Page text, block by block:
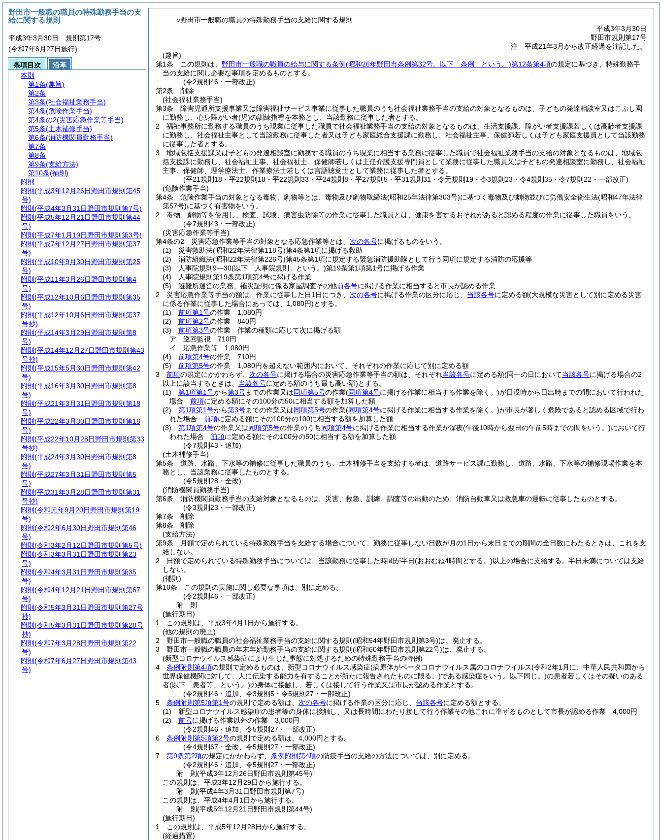
○野田市一般職の職員の特殊勤務手当の支給に関する規則
平成3年3月30日
野田市規則第17号
注 平成21年3月から改正経過を注記した。
(趣旨)
第1条
この規則は、 野田市一般職の職員の給与に関する条例(昭和26年野田市条例第32号。以下「条例」という。)第12条第4項の規定に基づき、特殊勤務手
当の支給に関し必要な事項を定めるものとする。
(令2規則46・一部改正)
第2条
削除
(社会福祉業務手当)
第3条
障害児通所支援事業又は障害福祉サービス事業に従事した職員のうち社会福祉業務手当の支給の対象となるものは、子どもの発達相談室又はこぶし園
に勤務し、心身障がい者(児)の訓練指導を本務とし、当該勤務に従事した者とする。
2
福祉事務所に勤務する職員のうち現業に従事した職員で社会福祉業務手当の支給の対象となるものは、生活支援課、障がい者支援課若しくは高齢者支援課
に勤務し、社会福祉主事として当該勤務に従事した者又は子ども家庭総合支援課に勤務し、社会福祉主事、保健師若しくは子ども家庭支援員として当該勤務
に従事した者とする。
3
地域包括支援課又は子どもの発達相談室に勤務する職員のうち現業に相当する業務に従事した職員で社会福祉業務手当の支給の対象となるものは、地域包
括支援課に勤務し、社会福祉主事、社会福祉士、保健師若しくは主任介護支援専門員として業務に従事した職員又は子どもの発達相談室に勤務し、社会福祉
主事、保健師、理学療法士、作業療法士若しくは言語聴覚士として業務に従事した者とする。
(平21規則18・平22規則18・平22規則33・平24規則8・平27規則5・平31規則31・令元規則19・令3規則23・令4規則35・令7規則22・一部改正)
(危険作業手当)
第4条
危険作業手当の対象となる毒物、劇物等とは、毒物及び劇物取締法(昭和25年法律第303号)に基づく毒物及び劇物並びに労働安全衛生法(昭和47年法律
第57号)に基づく有害物をいう。
2
毒物、劇物等を使用し、検査、試験、病害虫防除等の作業に従事した職員とは、健康を害するおそれがあると認める程度の作業に従事した職員をいう。
(令7規則43・一部改正)
(災害応急作業等手当)
第4条の2
災害応急作業等手当の対象となる応急作業等とは、 次の各号に掲げるものをいう。
(1)
災害救助法(昭和22年法律第118号)第4条第1項に掲げる救助
(2)
消防組織法(昭和22年法律第226号)第45条第1項に規定する緊急消防援助隊として行う同項に規定する消防の応援等
(3)
人事院規則9―30(以下「人事院規則」という。)第19条第1項第1号に掲げる作業
(4)
人事院規則第19条第1項第4号に掲げる作業
(5)
避難所運営の業務、罹災証明に係る家屋調査その他前各号に掲げる作業に相当すると市長が認める作業
2
災害応急作業等手当の額は、作業に従事した日1日につき、 次の各号に掲げる作業の区分に応じ、 当該各号に定める額(大規模な災害として別に定める災害
に係る作業に従事した場合にあっては、1,080円)とする。
(1)
前項第1号の作業 1,080円
(2)
前項第2号の作業 840円
(3)
前項第3号の作業 作業の種類に応じて次に掲げる額
ア
巡回監視 710円
イ
応急作業等 1,080円
(4)
前項第4号の作業 710円
(5)
前項第5号の作業 1,080円を超えない範囲内において、それぞれの作業に応じて別に定める額
3
前項の規定にかかわらず、 次の各号に掲げる場合の災害応急作業等手当の額は、それぞれ当該各号に定める額(同一の日において当該各号に掲げる場合の2
以上に該当するときは、 当該各号に定める額のうち最も高い額)とする。
(1)
第1項第1号から第3号までの作業又は同項第5号の作業(同項第4号に掲げる作業に相当する作業を除く。)が日没時から日出時までの間において行われた
場合 前項に定める額にその100分の50に相当する額を加算した額
(2)
第1項第1号から第3号までの作業又は同項第5号の作業(同項第4号に掲げる作業に相当する作業を除く。)が市長が著しく危険であると認める区域で行わ
れた場合 前項に定める額にその100分の100に相当する額を加算した額
(3)
第1項第4号の作業又は同項第5号の作業のうち同項第4号に掲げる作業に相当する作業が深夜(午後10時から翌日の午前5時までの間をいう。)において行
われた場合 前項に定める額にその100分の50に相当する額を加算した額
(令7規則43・追加)
(土木補修手当)
第5条
道路、水路、下水等の補修に従事した職員のうち、土木補修手当を支給する者は、道路サービス課に勤務し、道路、水路、下水等の補修現場作業を本
務とし、当該業務に従事したものとする。
(令5規則28・全改)
(消防機関員勤務手当)
第6条
消防機関員勤務手当の支給対象となるものは、災害、救急、訓練、調査等の出動のため、消防自動車又は救急車の運転に従事したものとする。
(令3規則23・一部改正)
第7条
削除
第8条
削除
(支給方法)
第9条
月額で定められている特殊勤務手当を支給する場合について、勤務に従事しない日数が月の1日から末日までの期間の全日数にわたるときは、これを支
給しない。
2
日額で定められている特殊勤務手当については、当該勤務に従事した時間が半日(おおむね4時間とする。)以上の場合に支給する。 半日未満については支給
しない。
(補則)
第10条
この規則の実施に関し必要な事項は、別に定める。
(令2規則46・一部改正)
附 則
(施行期日)
1
この規則は、平成3年4月1日から施行する。
(他の規則の廃止)
2
野田市一般職の職員の社会福祉業務手当の支給に関する規則 (昭和54年野田市規則第3号)は、廃止する。
3
野田市一般職の職員の年末年始勤務手当の支給に関する規則 (昭和60年野田市規則第22号)は、廃止する。
(新型コロナウイルス感染症により生じた事態に対処するための特殊勤務手当の特例)
4
条例附則第4項の規則で定めるものは、新型コロナウイルス感染症(病原体がベータコロナウイルス属のコロナウイルス(令和2年1月に、中華人民共和国から
世界保健機関に対して、人に伝染する能力を有することが新たに報告されたものに限る。)である感染症をいう。以下同じ。)の患者若しくはその疑いのある
者(以下「患者等」という。)の身体に接触し、若しくは接して行う作業又は市長が認める作業とする。
(令2規則46・追加、令3規則5・令5規則27・一部改正)
5
条例附則第5項第1号の規則で定める額は、 次の各号に掲げる作業の区分に応じ、 当該各号に定める額とする。
(1)
新型コロナウイルス感染症の患者等の身体に接触し、又は長時間にわたり接して行う作業その他これに準ずるものとして市長が認める作業 4,000円
(2)
前号に掲げる作業以外の作業 3,000円
(令2規則46・追加、令5規則27・一部改正)
6
条例附則第5項第2号の規則で定める額は、4,000円とする。
(令4規則67・全改、令5規則27・一部改正)
7
第9条第2項の規定にかかわらず、 条例附則第4項の防疫手当の支給の方法については、別に定める。
(令2規則46・追加、令5規則27・一部改正)
附 則(平成3年12月26日野田市規則第45号)
この規則は、平成3年12月29日から施行する。
附 則(平成4年3月31日野田市規則第7号)
この規則は、平成4年4月1日から施行する。
附 則(平成5年12月21日野田市規則第44号)
(施行期日)
1
この規則は、平成5年12月28日から施行する。
(経過措置)
野田市一般職の職員の特殊勤務手当の支
給に関する規則
平成3年3月30日 規則第17号
(令和7年6月27日施行)
条項目次
沿革
本則
第1条(趣旨)
第2条
第3条(社会福祉業務手当)
第4条(危険作業手当)
第4条の2(災害応急作業等手当)
第5条(土木補修手当)
第6条(消防機関員勤務手当)
第7条
第8条
第9条(支給方法)
第10条(補則)
附則
附則 (平成3年12月26日野田市規則第45
号)
附則 (平成4年3月31日野田市規則第7号)
附則 (平成5年12月21日野田市規則第44
号)
附則 (平成7年1月19日野田市規則第3号)
附則 (平成7年12月27日野田市規則第37
号)
附則 (平成10年9月30日野田市規則第25
号)
附則 (平成11年3月26日野田市規則第4
号)
附則 (平成12年10月6日野田市規則第35
号)
附則 (平成12年10月6日野田市規則第37
号抄)
附則 (平成14年3月29日野田市規則第8
号)
附則 (平成14年12月27日野田市規則第43
号抄)
附則 (平成15年5月30日野田市規則第42
号)
附則 (平成16年3月30日野田市規則第8
号)
附則 (平成21年3月31日野田市規則第18
号)
附則 (平成22年3月30日野田市規則第18
号)
附則 (平成22年10月28日野田市規則第33
号抄)
附則 (平成24年3月30日野田市規則第8
号)
附則 (平成27年3月31日野田市規則第5
号)
附則 (平成31年3月28日野田市規則第31
号抄)
附則 (令和元年9月20日野田市規則第19
号)
附則 (令和2年6月30日野田市規則第46
号)
附則 (令和3年2月12日野田市規則第5号)
附則 (令和3年3月31日野田市規則第23
号)
附則 (令和4年3月31日野田市規則第35
号)
附則 (令和4年12月21日野田市規則第67
号)
附則 (令和5年3月31日野田市規則第27号
抄)
附則 (令和5年3月31日野田市規則第28号
抄)
附則 (令和7年3月28日野田市規則第22
号)
附則 (令和7年6月27日野田市規則第43
号)